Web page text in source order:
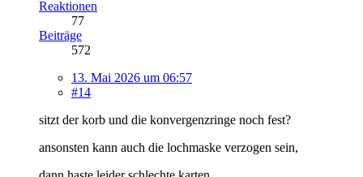
Reaktionen
77
Beiträge
572
13. Mai 2026 um 06:57
#14
sitzt der korb und die konvergenzringe noch fest?
ansonsten kann auch die lochmaske verzogen sein,